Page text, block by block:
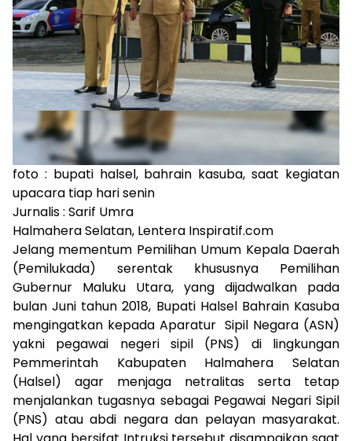
foto : bupati halsel, bahrain kasuba, saat kegiatan
upacara tiap hari senin
Jurnalis : Sarif Umra
Halmahera Selatan, Lentera Inspiratif.com
Jelang mementum Pemilihan Umum Kepala Daerah
(Pemilukada) serentak khususnya Pemilihan
Gubernur Maluku Utara, yang dijadwalkan pada
bulan Juni tahun 2018, Bupati Halsel Bahrain Kasuba
mengingatkan kepada Aparatur Sipil Negara (ASN)
yakni pegawai negeri sipil (PNS) di lingkungan
Pemmerintah Kabupaten Halmahera Selatan
(Halsel) agar menjaga netralitas serta tetap
menjalankan tugasnya sebagai Pegawai Negari Sipil
(PNS) atau abdi negara dan pelayan masyarakat.